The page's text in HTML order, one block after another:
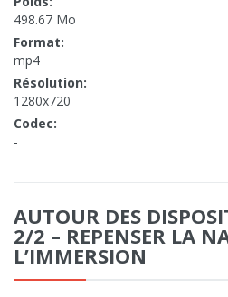
498.67 Mo
Format:
mp4
Résolution:
1280x720
Codec:
-
AUTOUR DES
2/2 – REPENSER LA
L’IMMERSION